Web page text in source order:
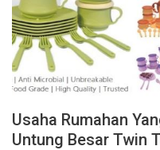
Usaha Rumahan
Untung Besar Twin